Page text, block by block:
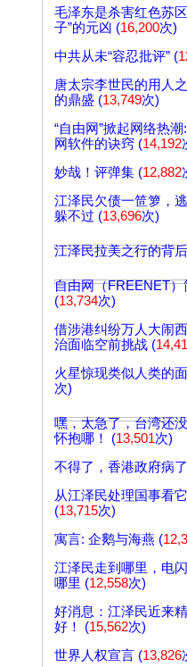
毛泽东是杀害红色苏
子”的元凶 (16,200次)
中共从未“容忍批评” (
唐太宗李世民的用人
的鼎盛 (13,749次)
“自由网”掀起网络热
网软件的诀窍 (14,192
妙哉！评弹集 (12,882
江泽民欠债一笸箩，
躲不过 (13,696次)
江泽民拉美之行的背
自由网（FREENET
(13,734次)
借涉港纠纷万人大闹
治面临空前挑战 (
火星惊现类似人类的
次)
嘿，太急了，台湾还
怀抱哪！ (13,501次)
不得了，香港政府病
从江泽民处理国事看
(13,715次)
寓言: 企鹅与海燕 (
江泽民走到哪里，电
哪里 (12,558次)
好消息：江泽民近来
好！ (15,562次)
世界人权宣言 (13,826